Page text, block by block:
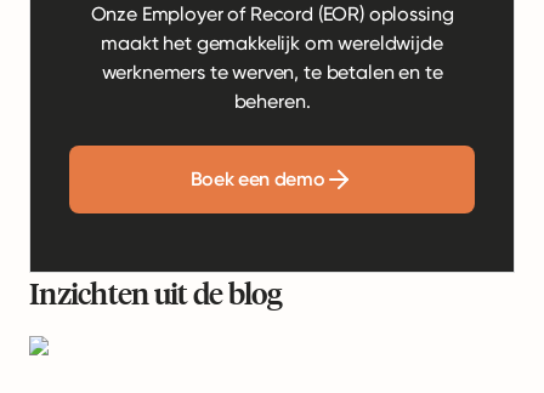
Onze Employer of Record (EOR) oplossing
maakt het gemakkelijk om wereldwijde
werknemers te werven, te betalen en te
beheren.
Boek een demo
Inzichten uit de blog